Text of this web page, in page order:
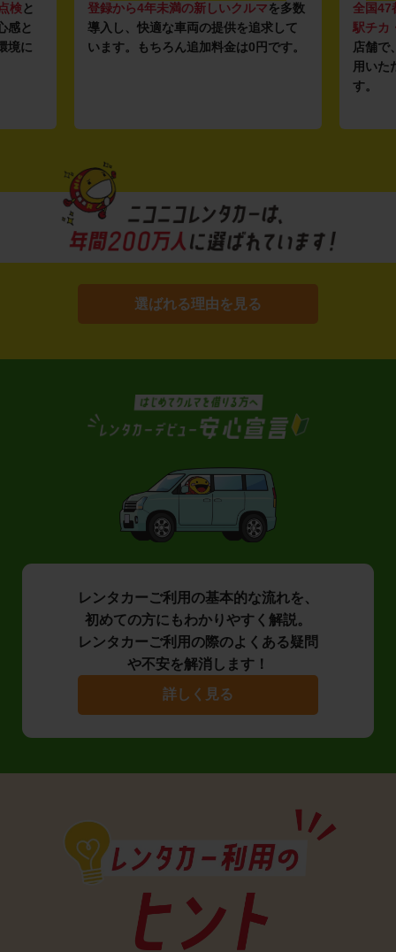
検と
感と
境に
登録から4年未満の新しいクルマを多数
導入し、快適な車両の提供を追求して
います。もちろん追加料金は0円です。
全国47
駅チカ
店舗で
用いた
す。
選ばれる理由を見る
レンタカーご利用の基本的な流れを、
初めての方にもわかりやすく解説。
レンタカーご利用の際のよくある疑問
や不安を解消します！
詳しく見る